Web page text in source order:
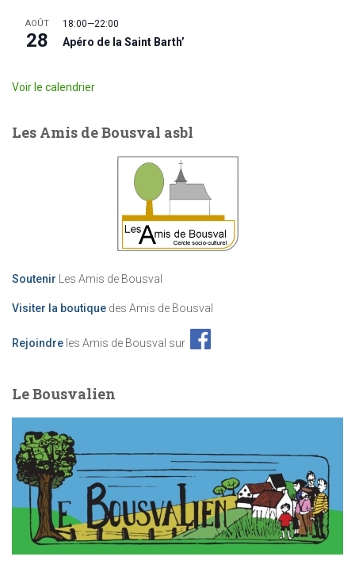
AOÛT
28
18:00—22:00
Apéro de la Saint Barth’
Voir le calendrier
Les Amis de Bousval asbl
Soutenir Les Amis de Bousval
Visiter la boutique des Amis de Bousval
Rejoindre les Amis de Bousval sur
Le Bousvalien